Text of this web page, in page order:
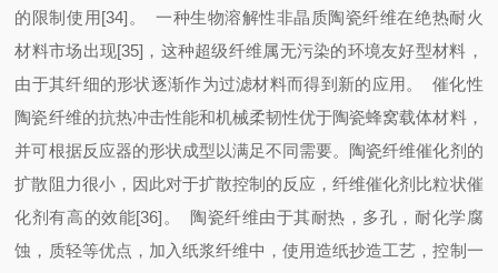
的限制使用[34]。 一种生物溶解性非晶质陶瓷纤维在绝热耐火
材料市场出现[35]，这种超级纤维属无污染的环境友好型材料，
由于其纤细的形状逐渐作为过滤材料而得到新的应用。 催化性
陶瓷纤维的抗热冲击性能和机械柔韧性优于陶瓷蜂窝载体材料，
并可根据反应器的形状成型以满足不同需要。陶瓷纤维催化剂的
扩散阻力很小，因此对于扩散控制的反应，纤维催化剂比粒状催
化剂有高的效能[36]。 陶瓷纤维由于其耐热，多孔，耐化学腐
蚀，质轻等优点，加入纸浆纤维中，使用造纸抄造工艺，控制一